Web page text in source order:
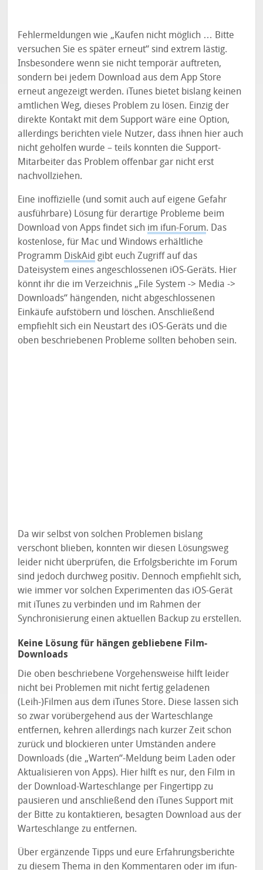
Fehlermeldungen wie „Kaufen nicht möglich … Bitte
versuchen Sie es später erneut“ sind extrem lästig.
Insbesondere wenn sie nicht temporär auftreten,
sondern bei jedem Download aus dem App Store
erneut angezeigt werden. iTunes bietet bislang keinen
amtlichen Weg, dieses Problem zu lösen. Einzig der
direkte Kontakt mit dem Support wäre eine Option,
allerdings berichten viele Nutzer, dass ihnen hier auch
nicht geholfen wurde – teils konnten die Support-
Mitarbeiter das Problem offenbar gar nicht erst
nachvollziehen.
Eine inoffizielle (und somit auch auf eigene Gefahr
ausführbare) Lösung für derartige Probleme beim
Download von Apps findet sich im ifun-Forum. Das
kostenlose, für Mac und Windows erhältliche
Programm DiskAid gibt euch Zugriff auf das
Dateisystem eines angeschlossenen iOS-Geräts. Hier
könnt ihr die im Verzeichnis „File System -> Media ->
Downloads“ hängenden, nicht abgeschlossenen
Einkäufe aufstöbern und löschen. Anschließend
empfiehlt sich ein Neustart des iOS-Geräts und die
oben beschriebenen Probleme sollten behoben sein.
Da wir selbst von solchen Problemen bislang
verschont blieben, konnten wir diesen Lösungsweg
leider nicht überprüfen, die Erfolgsberichte im Forum
sind jedoch durchweg positiv. Dennoch empfiehlt sich,
wie immer vor solchen Experimenten das iOS-Gerät
mit iTunes zu verbinden und im Rahmen der
Synchronisierung einen aktuellen Backup zu erstellen.
Keine Lösung für hängen gebliebene Film-
Downloads
Die oben beschriebene Vorgehensweise hilft leider
nicht bei Problemen mit nicht fertig geladenen
(Leih-)Filmen aus dem iTunes Store. Diese lassen sich
so zwar vorübergehend aus der Warteschlange
entfernen, kehren allerdings nach kurzer Zeit schon
zurück und blockieren unter Umständen andere
Downloads (die „Warten“-Meldung beim Laden oder
Aktualisieren von Apps). Hier hilft es nur, den Film in
der Download-Warteschlange per Fingertipp zu
pausieren und anschließend den iTunes Support mit
der Bitte zu kontaktieren, besagten Download aus der
Warteschlange zu entfernen.
Über ergänzende Tipps und eure Erfahrungsberichte
zu diesem Thema in den Kommentaren oder im ifun-